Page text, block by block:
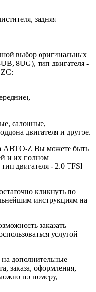
задняя
выбор оригинальных
8UG), тип двигателя -
салонные,
двигателя и другое.
АВТО-Z Вы можете быть
и их полном
двигателя - 2.0 TFSI
кликнуть по
инструкциям на
заказать
услугой
дополнительные
заказа, оформления,
по номеру,